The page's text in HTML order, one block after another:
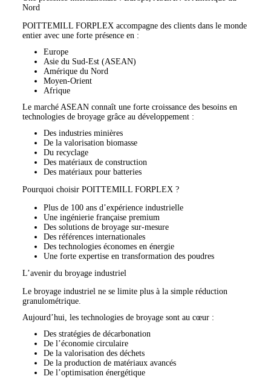
Nord
POITTEMILL FORPLEX accompagne des clients dans le monde
entier avec une forte présence en :
Europe
Asie du Sud-Est (ASEAN)
Amérique du Nord
Moyen-Orient
Afrique
Le marché ASEAN connaît une forte croissance des besoins en
technologies de broyage grâce au développement :
Des industries minières
De la valorisation biomasse
Du recyclage
Des matériaux de construction
Des matériaux pour batteries
Pourquoi choisir POITTEMILL FORPLEX ?
Plus de 100 ans d’expérience industrielle
Une ingénierie française premium
Des solutions de broyage sur-mesure
Des références internationales
Des technologies économes en énergie
Une forte expertise en transformation des poudres
L’avenir du broyage industriel
Le broyage industriel ne se limite plus à la simple réduction
granulométrique.
Aujourd’hui, les technologies de broyage sont au cœur :
Des stratégies de décarbonation
De l’économie circulaire
De la valorisation des déchets
De la production de matériaux avancés
De l’optimisation énergétique